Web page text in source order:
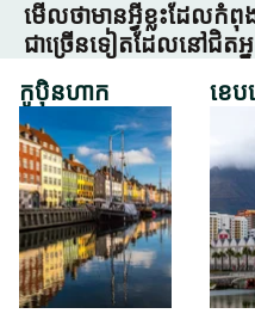
មើលថាមានអ្វីខ្លះដែលកំ
ជាច្រើនទៀតដែលនៅជិតអ្
កូប៉ិនហាក
ខេ